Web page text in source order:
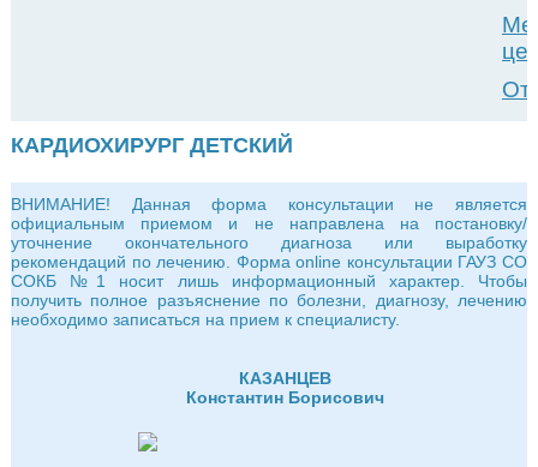
КАРДИОХИРУРГ ДЕТСКИЙ
ВНИМАНИЕ! Данная форма консультации не является
официальным приемом и не направлена на постановку/
уточнение окончательного диагноза или выработку
рекомендаций по лечению. Форма online консультации ГАУЗ СО
СОКБ №1 носит лишь информационный характер. Чтобы
получить полное разъяснение по болезни, диагнозу, лечению
необходимо записаться на прием к специалисту.
КАЗАНЦЕВ
Константин Борисович